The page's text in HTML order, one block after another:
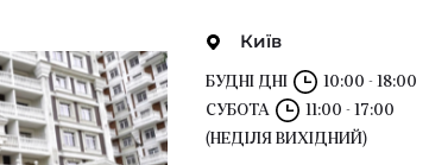
Київ
БУДНІ ДНІ
10:00 - 18:00
СУБОТА
11:00 - 17:00
(НЕДІЛЯ ВИХІДНИЙ)